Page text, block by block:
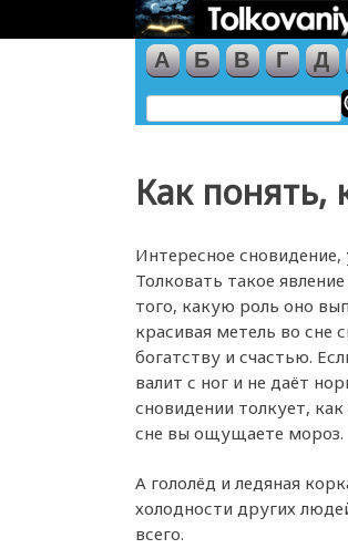
А Б В Г Д
Как понять,
Интересное сновидение,
Толковать такое
того, какую роль оно
красивая метель во сне
богатству и счастью.
валит с ног и не даёт
сновидении толкует,
сне вы ощущаете мороз.
А гололёд и ледяная
холодности других
всего.